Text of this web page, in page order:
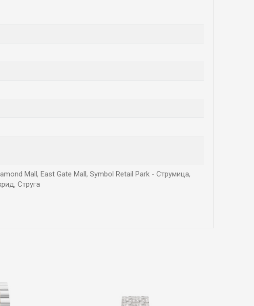
Mall, East Gate Mall, Symbol Retail Park - Струмица,
Струга